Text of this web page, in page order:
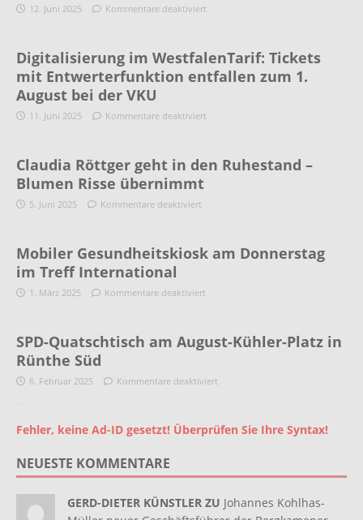
12. Juni 2025 Kommentare deaktiviert
Digitalisierung im WestfalenTarif: Tickets
mit Entwerterfunktion entfallen zum 1.
August bei der VKU
11. Juni 2025 Kommentare deaktiviert
Claudia Röttger geht in den Ruhestand –
Blumen Risse übernimmt
5. Juni 2025 Kommentare deaktiviert
Mobiler Gesundheitskiosk am Donnerstag
im Treff International
1. März 2025 Kommentare deaktiviert
SPD-Quatschtisch am August-Kühler-Platz in
Rünthe Süd
6. Februar 2025 Kommentare deaktiviert
Fehler, keine Ad-ID gesetzt! Überprüfen Sie Ihre Syntax!
NEUESTE KOMMENTARE
GERD-DIETER KÜNSTLER ZU Johannes Kohlhas-